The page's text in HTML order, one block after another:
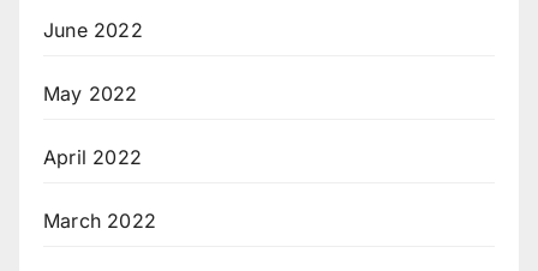
June 2022
May 2022
April 2022
March 2022